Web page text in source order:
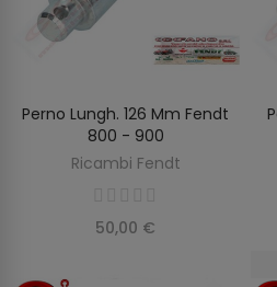
AGGIUNGI AL CARRELLO
Perno Lungh. 126 Mm Fendt
800 - 900
Ricambi Fendt
50,00 €